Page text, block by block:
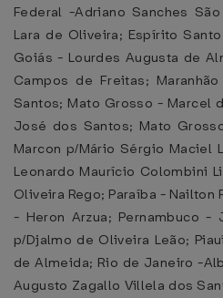
Federal -Adriano Sanches
Lara de Oliveira; Espírito
Goiás - Lourdes Augusta de
Campos de Freitas;
Santos; Mato Grosso - Marcel
José dos Santos; Mato
Marcon p/Mário Sérgio Maciel
Leonardo Maurício Colombini
Oliveira Rego; Paraíba - Nailton
- Heron Arzua; Pernambuco -
p/Djalmo de Oliveira Leão;
de Almeida; Rio de Janeiro -
Augusto Zagallo Villela dos